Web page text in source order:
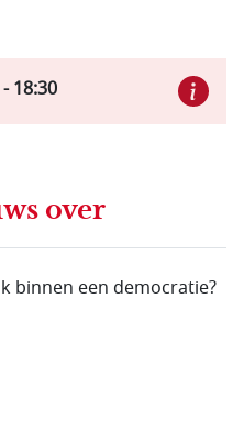
-18:30
over
binnen een democratie?